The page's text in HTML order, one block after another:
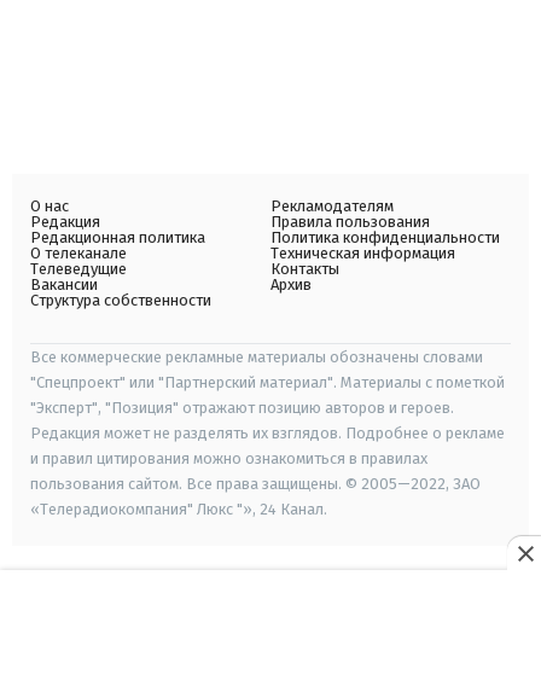
О нас
Редакция
Редакционная политика
О телеканале
Телеведущие
Вакансии
Структура собственности
Рекламодателям
Правила пользования
Политика конфиденциальности
Техническая информация
Контакты
Архив
Все коммерческие рекламные материалы обозначены словами
"Спецпроект" или "Партнерский материал". Материалы с пометкой
"Эксперт", "Позиция" отражают позицию авторов и героев.
Редакция может не разделять их взглядов. Подробнее о рекламе
и правил цитирования можно ознакомиться в правилах
пользования сайтом. Все права защищены. © 2005—2022, ЗАО
«Телерадиокомпания" Люкс "», 24 Канал.